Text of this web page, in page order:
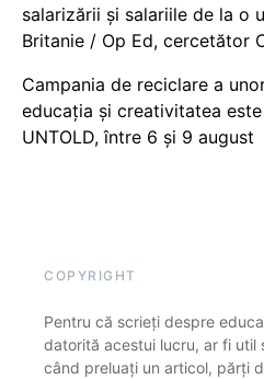
salarizării și salariile de la o
Britanie / Op Ed, cercetător
Campania de reciclare a
educația și creativitatea
UNTOLD, între 6 și 9 august
COPYRIGHT
Pentru că scrieți despre
datorită acestui lucru, ar fi util
când preluați un articol, părți